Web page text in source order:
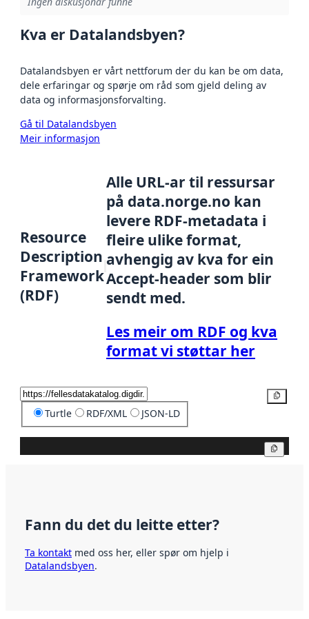
Kva er Datalandsbyen?
Datalandsbyen er vårt nettforum der du kan be om data,
dele erfaringar og spørje om råd som gjeld deling av
data og informasjonsforvalting.
Gå til Datalandsbyen
Meir informasjon
Resource
Description
Framework
(RDF)
Alle URL-ar til ressursar
på data.norge.no kan
levere RDF-metadata i
fleire ulike format,
avhengig av kva for ein
Accept-header som blir
sendt med.
Les meir om RDF og kva
format vi støttar her
Turtle RDF/XML JSON-LD
Fann du det du leitte etter?
Ta kontakt med oss her, eller spør om hjelp i
Datalandsbyen.